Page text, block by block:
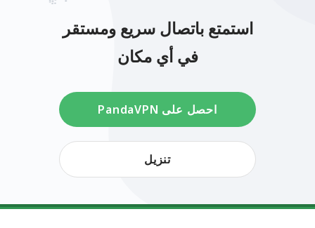
استمتع باتصال سريع ومستقر
في أي مكان
احصل على PandaVPN
تنزيل